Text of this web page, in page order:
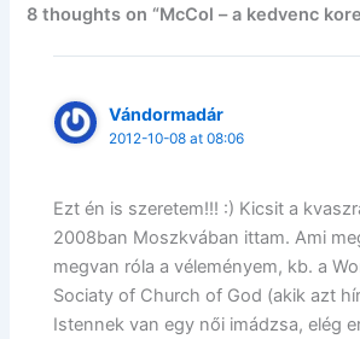
8 thoughts on “McCol – a kedvenc
Vándormadár
2012-10-08 at 08:06
Ezt én is szeretem!!! :) Kicsit a
2008ban Moszkvában ittam. Ami
megvan róla a véleményem, kb. a
Sociaty of Church of God (akik azt
Istennek van egy női imádzsa, elég